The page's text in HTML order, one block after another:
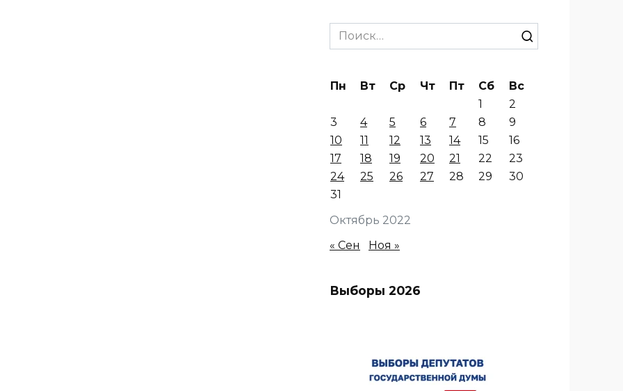
Search
for:
Октябрь 2022
Пн Вт Ср Чт Пт Сб
Вс
1
2
3
4 5 6 7 8
9
10
11 12 13 14 15
16
17
18 19 20 21 22
23
24
25 26 27 28 29
30
31
« Сен Ноя »
Выборы 2026